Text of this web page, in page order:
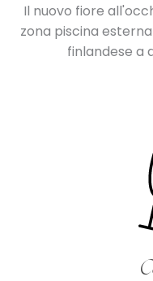
Il nuovo fiore
zona piscina
finlandese a